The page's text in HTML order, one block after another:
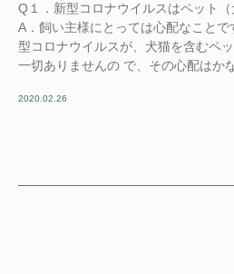
Q１．新型コロナウイルスはペット
A．飼い主様にとっては心配なこと
型コロナウイルスが、犬猫を含むペ
一切ありませんの で、その心配はか
2020.02.26